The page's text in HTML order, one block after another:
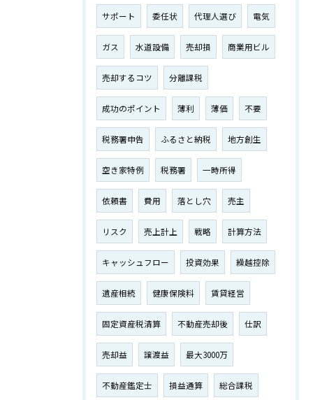
サポート 委任状 代理人選び 電気
ガス 水道設備 売却損 商業用ビル
売却するコツ 分離課税
成功のポイント 薄利 薄価 不要
税務署申告 ふるさと納税 地方創生
空き家特例 税務署 一時所得
依頼書 費用 落とし穴 売主
リスク 売上計上 戦略 計算方法
キャッシュフロー 投資効果 繰越控除
遺産相続 健康保険料 賃貸経営
固定資産税清算 不動産売却後 仕訳
売却益 譲渡益 最大3000万
不動産鑑定士 損益通算 総合課税